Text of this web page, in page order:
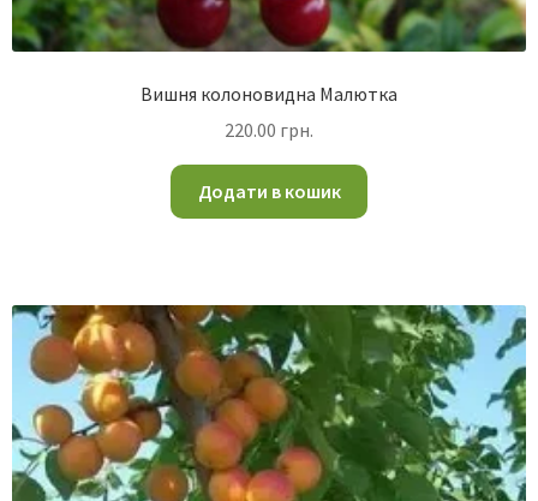
Вишня колоновидна Малютка
220.00 грн.
Додати в кошик